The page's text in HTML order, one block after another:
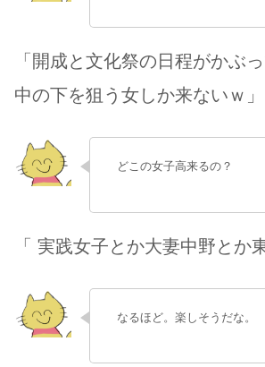
「開成と文化祭の日程がかぶ
中の下を狙う女しか来ないｗ」
どこの女子高来るの？
「 実践女子とか大妻中野とか
なるほど。楽しそうだな。